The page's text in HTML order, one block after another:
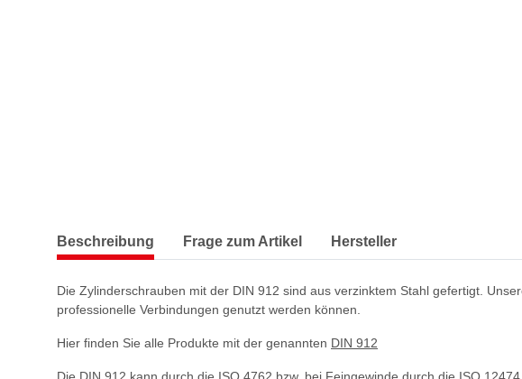
Beschreibung Frage zum Artikel Hersteller
Die Zylinderschrauben mit der DIN 912 sind aus verzinktem Stahl gefertigt.
professionelle Verbindungen genutzt werden können.
Hier finden Sie alle Produkte mit der genannten DIN 912